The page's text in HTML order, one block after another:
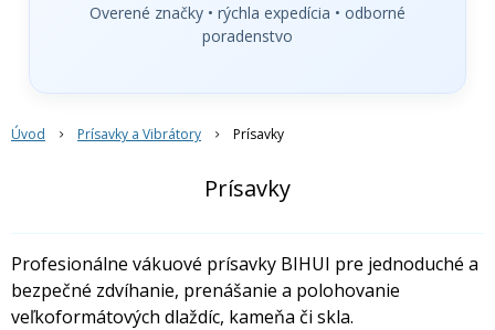
Overené značky • rýchla expedícia • odborné
poradenstvo
Úvod Prísavky a Vibrátory Prísavky
Prísavky
Profesionálne vákuové prísavky BIHUI pre jednoduché a
bezpečné zdvíhanie, prenášanie a polohovanie
veľkoformátových dlaždíc, kameňa či skla.